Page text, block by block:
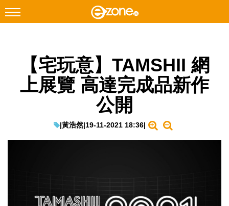
Facebook Instagram
科技焦點
教學評測
生成式AI與雲端應用
【宅玩意】TAMSHII 網
上展覽 高達完成品新作
公開
|黃浩然|19-11-2021 18:36|